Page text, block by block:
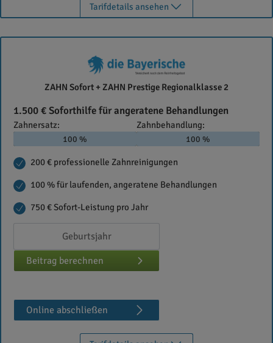
Tarifdetails ansehen
Die
ZAHN Sofort + ZAHN Prestige Regionalklasse 2
1.500 € Soforthilfe für angeratene Behandlungen
Zahnersatz:
100 %
Zahnbehandlung:
100 %
200 € professionelle Zahnreinigungen
100 % für laufenden, angeratene Behandlungen
750 € Sofort-Leistung pro Jahr
Beitrag berechnen
Online abschließen